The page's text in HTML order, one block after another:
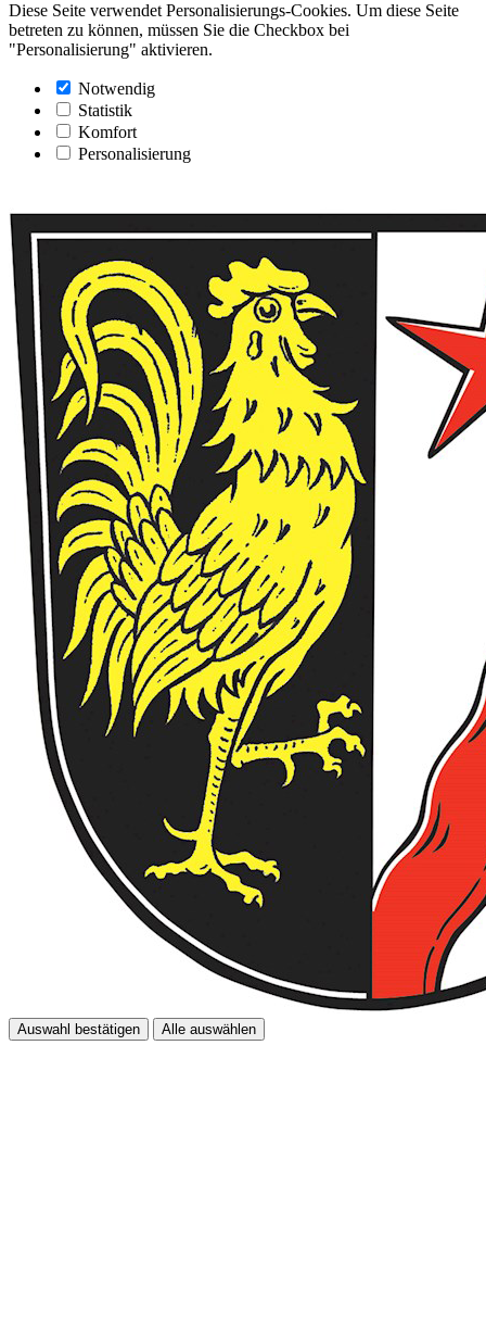
Diese Seite verwendet Personalisierungs-Cookies. Um diese Seite
betreten zu können, müssen Sie die Checkbox bei
"Personalisierung" aktivieren.
Notwendig
Statistik
Komfort
Personalisierung
Auswahl bestätigen Alle auswählen